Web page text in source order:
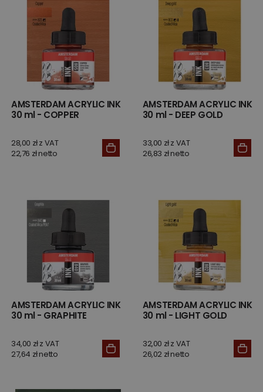
AMSTERDAM ACRYLIC INK
30 ml - COPPER
28,00 zł z VAT
22,76 zł netto
AMSTERDAM ACRYLIC INK
30 ml - DEEP GOLD
33,00 zł z VAT
26,83 zł netto
AMSTERDAM ACRYLIC INK
30 ml - GRAPHITE
34,00 zł z VAT
27,64 zł netto
AMSTERDAM ACRYLIC INK
30 ml - LIGHT GOLD
32,00 zł z VAT
26,02 zł netto